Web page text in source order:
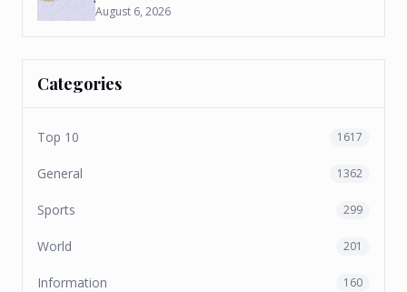
August 6, 2026
Categories
Top 10 1617
General 1362
Sports 299
World 201
Information 160